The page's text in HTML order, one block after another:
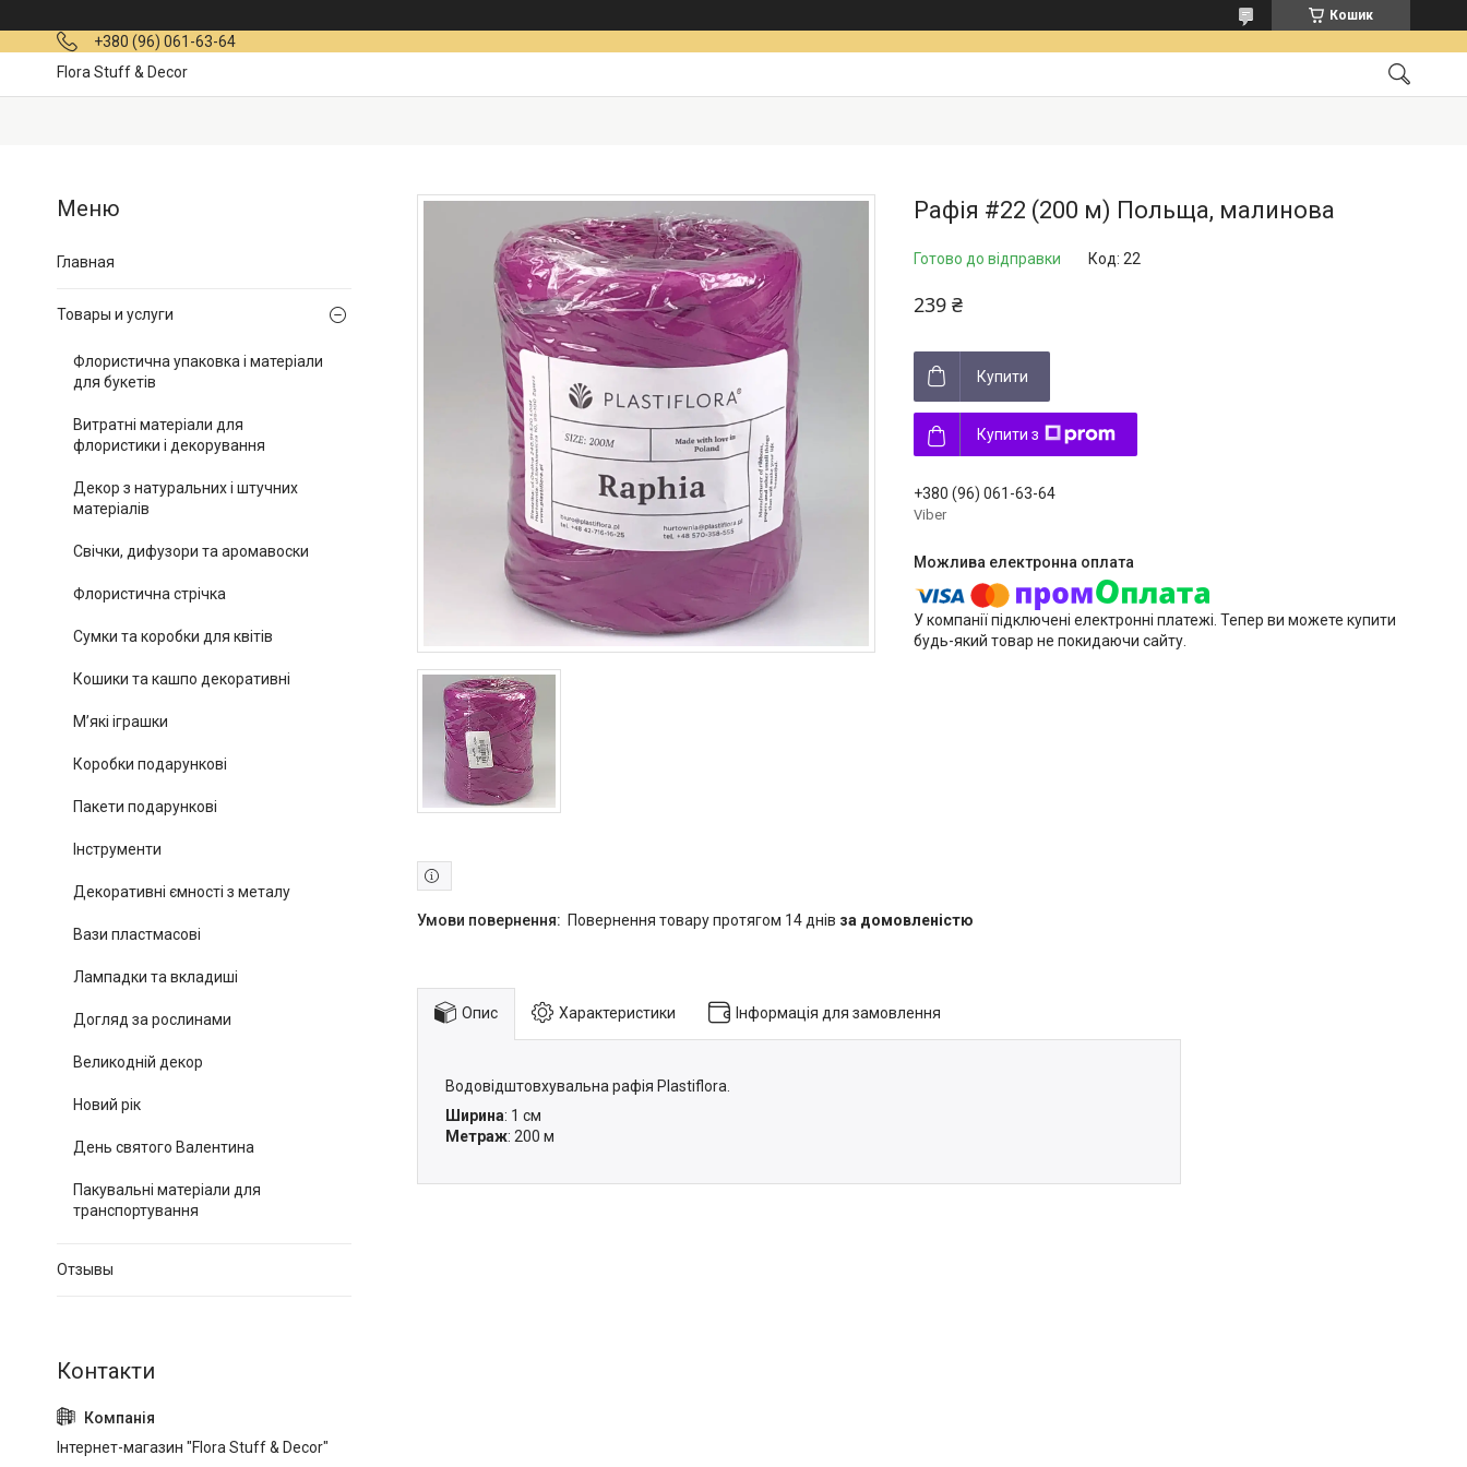
Кошик
+380 (96) 061-63-64
Flora Stuff & Decor
Рафія #22 (200 м) Польща, малинова
Готово до відправки Код: 22
239 ₴
Купити
Купити з
+380 (96) 061-63-64
Viber
У компанії підключені електронні платежі. Тепер ви можете купити
будь-який товар не покидаючи сайту.
повернення товару протягом 14 днів за домовленістю
Опис Характеристики Інформація для замовлення
Водовідштовхувальна рафія Plastiflora.
Ширина: 1 см
Метраж: 200 м
Главная
Товары и услуги
Флористична упаковка і матеріали
для букетів
Витратні матеріали для
флористики і декорування
Декор з натуральних і штучних
матеріалів
Свічки, дифузори та аромавоски
Флористична стрічка
Сумки та коробки для квітів
Кошики та кашпо декоративні
М’які іграшки
Коробки подарункові
Пакети подарункові
Інструменти
Декоративні ємності з металу
Вази пластмасові
Лампадки та вкладиші
Догляд за рослинами
Великодній декор
Новий рік
День святого Валентина
Пакувальні матеріали для
транспортування
Отзывы
Інтернет-магазин "Flora Stuff & Decor"